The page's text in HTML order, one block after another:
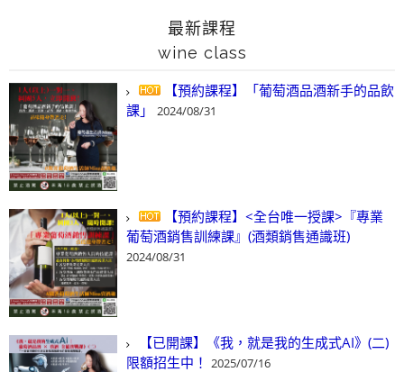
最新課程
wine class
【預約課程】「葡萄酒品酒新手的品飲
課」
2024/08/31
【預約課程】<全台唯一授課>『專業
葡萄酒銷售訓練課』(酒類銷售通識班)
2024/08/31
【已開課】《我，就是我的生成式AI》(二)
限額招生中！ 2025/07/16